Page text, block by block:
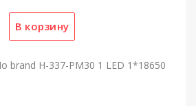
brand H-337-PM30 1 LED 1*18650